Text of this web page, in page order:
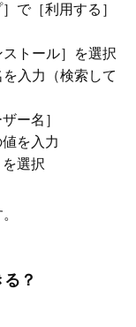
で［利用する］
ストール］を選択
入力（検索して
ー名］
を入力
選択
？